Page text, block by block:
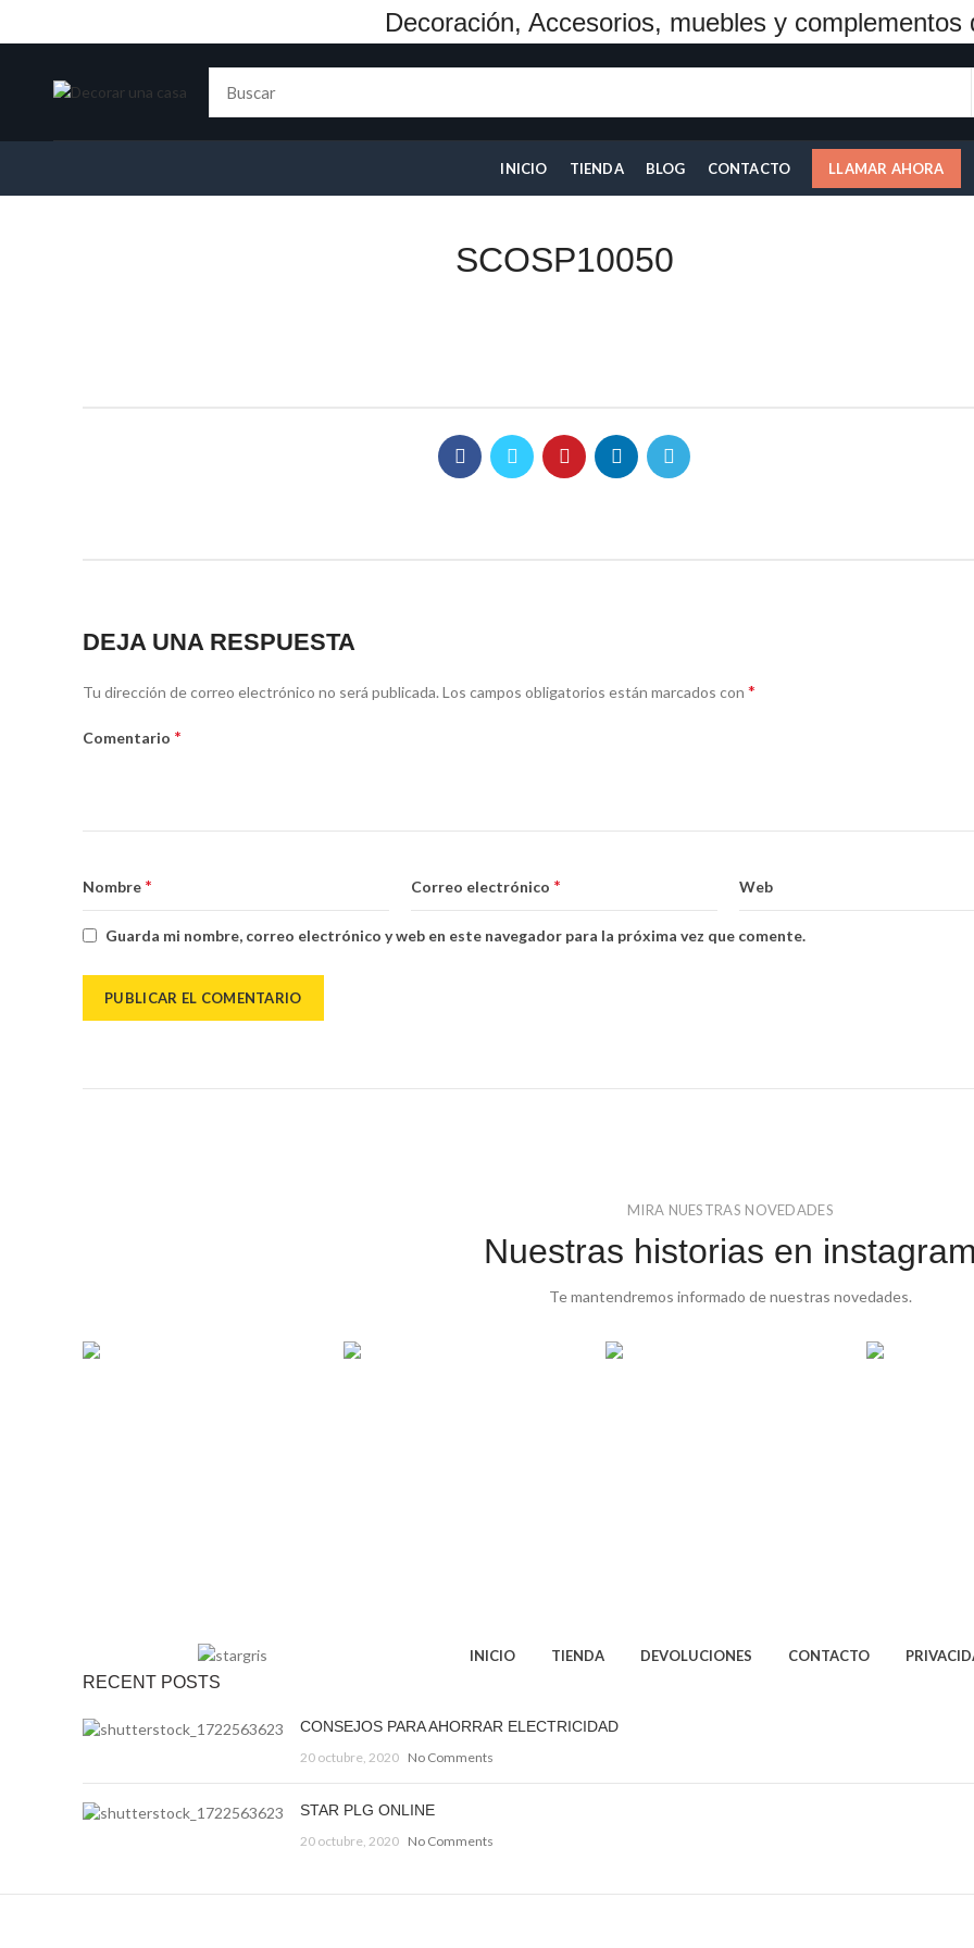
Decoración, Accesorios, muebles y complementos
INICIO TIENDA BLOG CONTACTO LLAMAR AHORA
SCOSP10050
DEJA UNA RESPUESTA
Tu dirección de correo electrónico no será publicada.Los campos obligatorios están marcados con *
Comentario *
Nombre * Correo electrónico * Web
Guarda mi nombre, correo electrónico y web en este navegador para la próxima vez que comente.
MIRA NUESTRAS NOVEDADES
Nuestras historias en
Te mantendremos informado de nuestras novedades.
INICIO TIENDA DEVOLUCIONES CONTACTO
RECENT POSTS
CONSEJOS PARA AHORRAR ELECTRICIDAD
20 octubre, 2020 No Comments
STAR PLG ONLINE
20 octubre, 2020 No Comments